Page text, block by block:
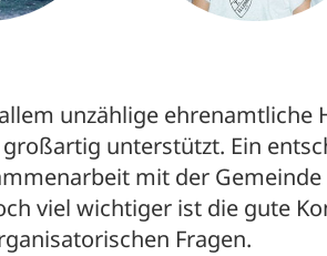
unzählige ehrenamtliche
unterstützt. Ein
mit der
viel wichtiger ist die gute
Fragen.